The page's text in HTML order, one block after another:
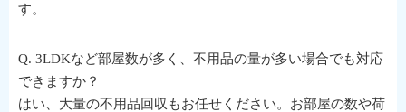
す。
Q. 3LDKなど部屋数が多く、不用品の量が多い場合でも対応
できますか？
はい、大量の不用品回収もお任せください。お部屋の数や荷